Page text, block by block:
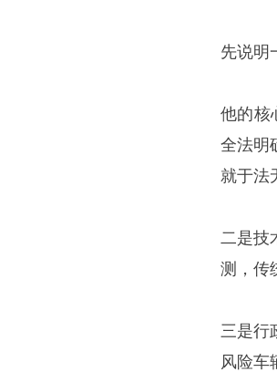
先说明
他的核
全法明
就于法
二是技
测，传
三是行
风险车